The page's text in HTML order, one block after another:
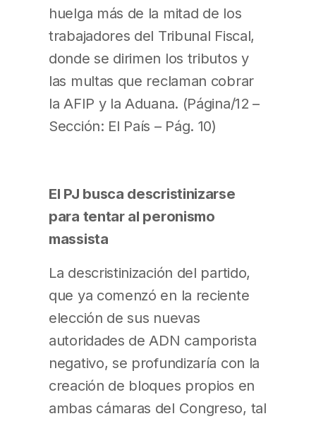
huelga más de la mitad de los
trabajadores del Tribunal Fiscal,
donde se dirimen los tributos y
las multas que reclaman cobrar
la AFIP y la Aduana. (Página/12 –
Sección: El País – Pág. 10)
El PJ busca descristinizarse
para tentar al peronismo
massista
La descristinización del partido,
que ya comenzó en la reciente
elección de sus nuevas
autoridades de ADN camporista
negativo, se profundizaría con la
creación de bloques propios en
ambas cámaras del Congreso, tal